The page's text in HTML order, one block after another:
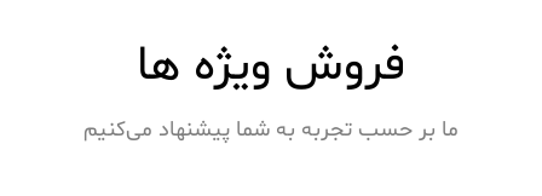
فروش ویژه ها
ما بر حسب تجربه به شما پیشنهاد می‌کنیم